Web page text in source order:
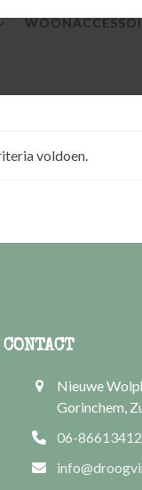
voldoen.
CONTACT
Nieuwe
Gorinchem,
06-86613412